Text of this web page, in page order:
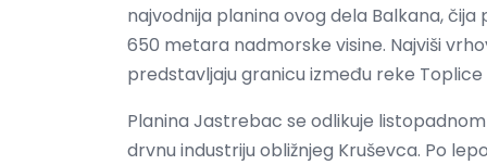
najvodnija planina ovog dela Balkana,
650 metara nadmorske visine. Najviši
predstavljaju granicu između reke Toplice
Planina Jastrebac se odlikuje
drvnu industriju obližnjeg Kruševca. Po